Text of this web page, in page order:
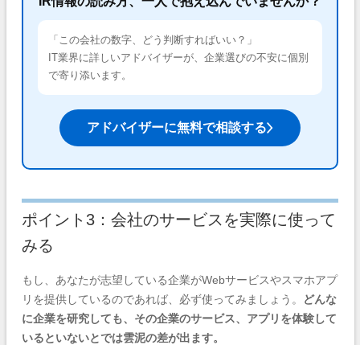
「この会社の数字、どう判断すればいい？」
IT業界に詳しいアドバイザーが、企業選びの不安に個別
で寄り添います。
アドバイザーに無料で相談する
ポイント3：会社のサービスを実際に使って
みる
もし、あなたが志望している企業がWebサービスやスマホアプ
リを提供しているのであれば、必ず使ってみましょう。
どんな
に企業を研究しても、その企業のサービス、アプリを体験して
いるといないとでは雲泥の差が出ます。